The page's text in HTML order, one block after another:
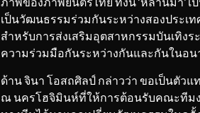
เป็นวัฒนธรรมร่วมกันระหว่างสองประเ
สำหรับการส่งเสริมอุตสาหกรรมบันเทิงร
ความร่วมมือกันระหว่างกันและกันในอน
ด้าน จินา โอสถศิลป์ กล่าวว่า ขอเป็นตั
ณ นครโฮจิมินห์ที่ให้การต้อนรับคณะทีมง